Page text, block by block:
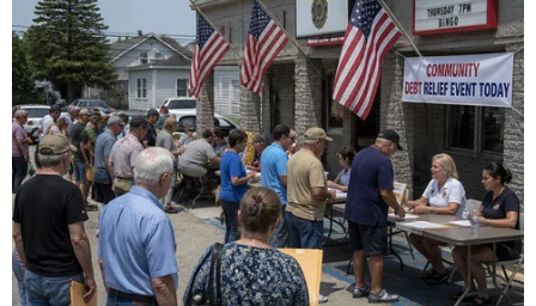
Australia tuyên bố nhanh chóng đánh bại
làn sóng lây nhiễm thứ ba
22/01/2021 11:27
Làn sóng lây nhiễm thứ ba đã bùng phát từ các bãi
biển phía Bắc Sydney, khiến hoạt động đi lại đến bang
New South Wales, Western Australia và Queensland
phải giảm bớt từ đầu tháng 1/2021.